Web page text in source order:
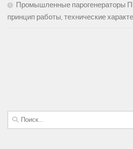
Промышленные парогенераторы
принцип работы, технические
Найти: